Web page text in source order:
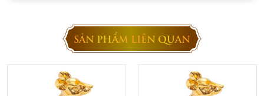
SẢN PHẨM LIÊN QUAN